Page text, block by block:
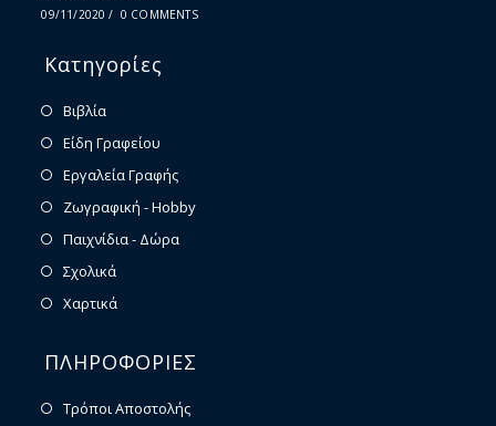
09/11/2020 / 0 COMMENTS
Κατηγορίες
Βιβλία
Είδη Γραφείου
Εργαλεία Γραφής
Ζωγραφική - Hobby
Παιχνίδια - Δώρα
Σχολικά
Χαρτικά
ΠΛΗΡΟΦΟΡΙΕΣ
Τρόποι Αποστολής